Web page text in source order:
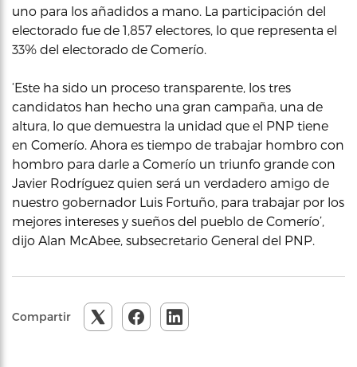
uno para los añadidos a mano. La participación del
electorado fue de 1,857 electores, lo que representa el
33% del electorado de Comerío.
‘Este ha sido un proceso transparente, los tres
candidatos han hecho una gran campaña, una de
altura, lo que demuestra la unidad que el PNP tiene
en Comerío. Ahora es tiempo de trabajar hombro con
hombro para darle a Comerío un triunfo grande con
Javier Rodríguez quien será un verdadero amigo de
nuestro gobernador Luis Fortuño, para trabajar por los
mejores intereses y sueños del pueblo de Comerío’,
dijo Alan McAbee, subsecretario General del PNP.
Compartir